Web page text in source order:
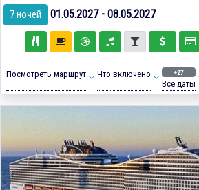
7 ночей 01.05.2027 - 08.05.2027
Посмотреть маршрут Что включено +27
Все даты